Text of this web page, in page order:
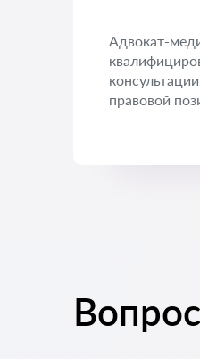
Адвокат-
правовой